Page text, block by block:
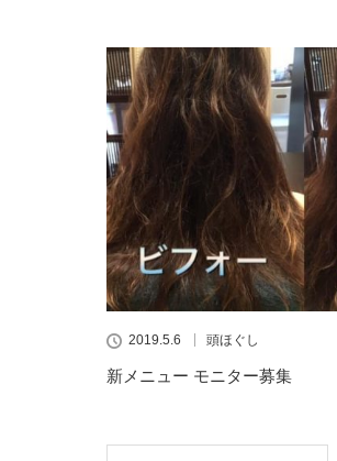
2019.5.6 頭ほぐし
新メニュー モニター募集